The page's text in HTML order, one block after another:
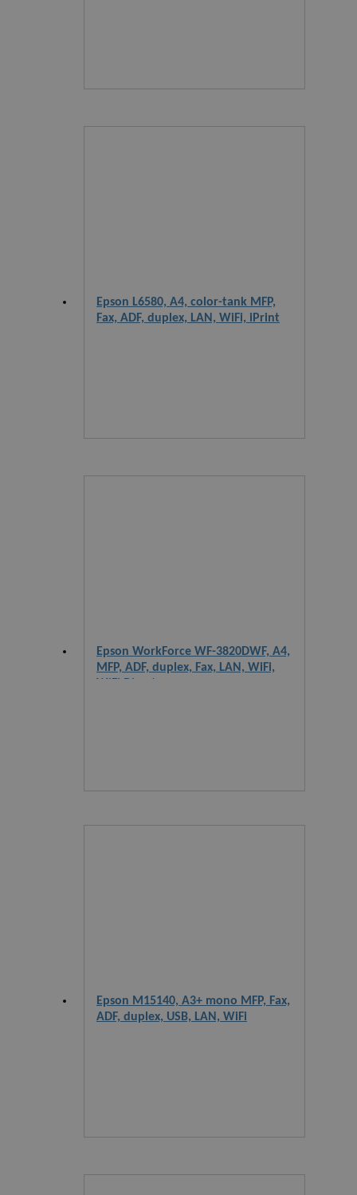
Epson L6580, A4, color-tank MFP,
Fax, ADF, duplex, LAN, WiFi, iPrint
Epson WorkForce WF-3820DWF, A4,
MFP, ADF, duplex, Fax, LAN, WiFi,
Epson M15140, A3+ mono MFP, Fax,
ADF, duplex, USB, LAN, WiFi